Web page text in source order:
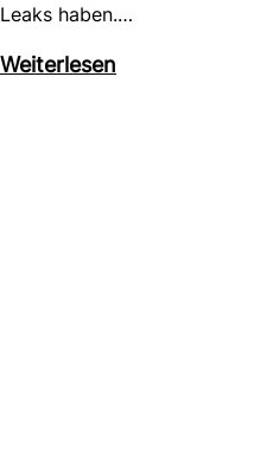
Leaks haben.…
Wei­ter­lesen